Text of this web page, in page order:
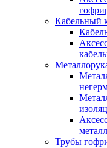
Кабельный
Трубы